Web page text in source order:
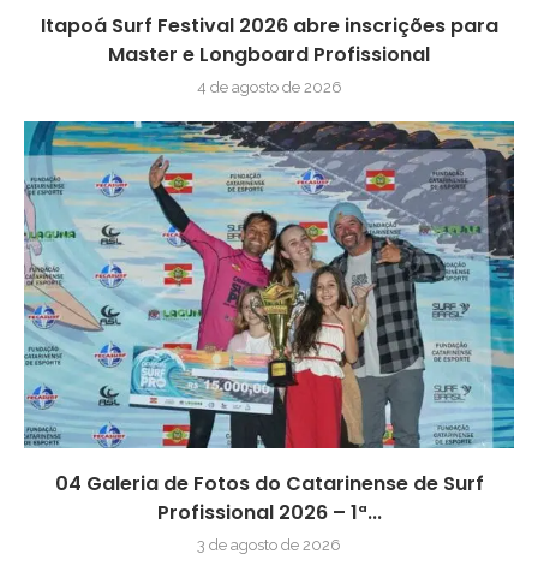
Itapoá Surf Festival 2026 abre inscrições para
Master e Longboard Profissional
4 de agosto de 2026
04 Galeria de Fotos do Catarinense de Surf
Profissional 2026 – 1ª...
3 de agosto de 2026